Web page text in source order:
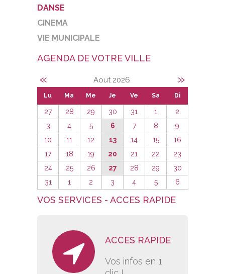
DANSE
CINEMA
VIE MUNICIPALE
AGENDA DE VOTRE VILLE
« Aout 2026 »
Lu Ma Me Je Ve Sa Di
27 28 29 30 31 1
2
3
4 5 6 7 8
9
10
11 12 13 14 15
16
17
18 19 20 21 22
23
24
25 26 27 28 29
30
31
1 2 3 4 5 6
VOS SERVICES - ACCES RAPIDE
ACCES RAPIDE
Vos infos en 1